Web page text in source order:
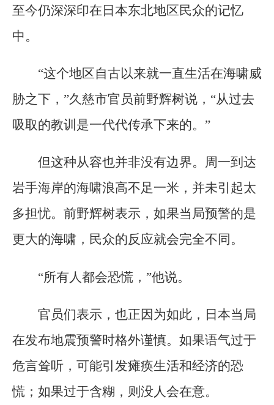
至今仍深深印在日本东北地区民众的记忆
中。
“这个地区自古以来就一直生活在海啸威
胁之下，”久慈市官员前野辉树说，“从过去
吸取的教训是一代代传承下来的。”
但这种从容也并非没有边界。周一到达
岩手海岸的海啸浪高不足一米，并未引起太
多担忧。前野辉树表示，如果当局预警的是
更大的海啸，民众的反应就会完全不同。
“所有人都会恐慌，”他说。
官员们表示，也正因为如此，日本当局
在发布地震预警时格外谨慎。如果语气过于
危言耸听，可能引发瘫痪生活和经济的恐
慌；如果过于含糊，则没人会在意。